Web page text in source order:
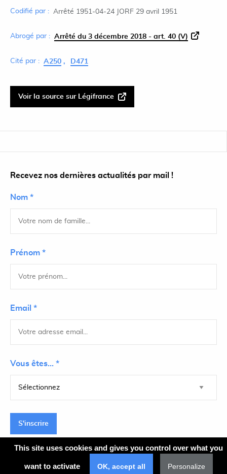
Codifié par : Arrêté 1951-04-24 JORF 29 avril 1951
Abrogé par : Arrêté du 3 décembre 2018 - art. 40 (V)
Cité par : A250 D471
Voir la source sur Légifrance
Recevez nos dernières actualités par mail !
Nom *
Prénom *
Email *
Vous êtes... *
S'inscrire
This site uses cookies and gives you control over what you
want to activate OK, accept all Personalize